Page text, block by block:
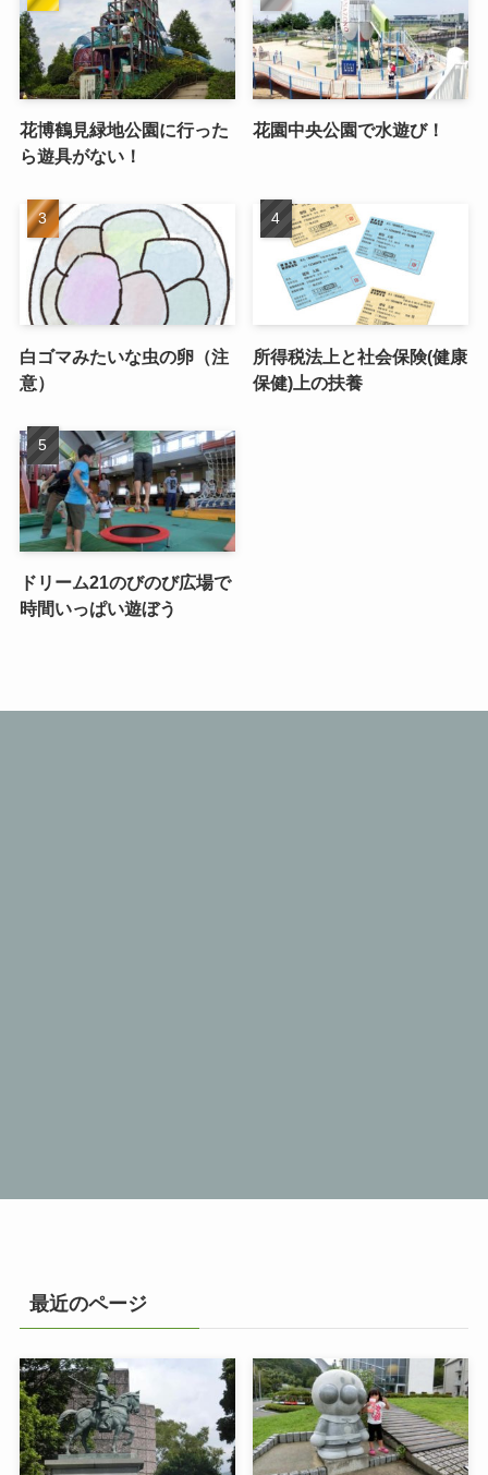
花博鶴見緑地公園に行った
ら遊具がない！
花園中央公園で水遊び！
白ゴマみたいな虫の卵（注
意）
所得税法上と社会保険(健康
保健)上の扶養
ドリーム21のびのび広場で
時間いっぱい遊ぼう
最近のページ